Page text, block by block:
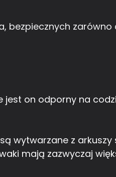
bezpiecznych zarówno
on odporny na
wytwarzane z
mają zazwyczaj